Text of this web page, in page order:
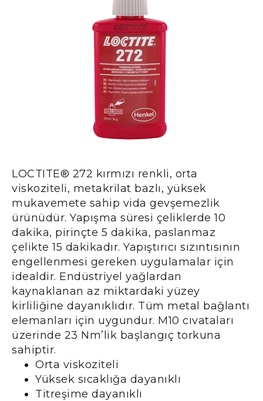
LOCTITE® 272 kırmızı renkli, orta
viskoziteli, metakrilat bazlı, yüksek
mukavemete sahip vida gevşemezlik
ürünüdür. Yapışma süresi çeliklerde 10
dakika, pirinçte 5 dakika, paslanmaz
çelikte 15 dakikadır. Yapıştırıcı sızıntısının
engellenmesi gereken uygulamalar için
idealdir. Endüstriyel yağlardan
kaynaklanan az miktardaki yüzey
kirliliğine dayanıklıdır. Tüm metal bağlantı
elemanları için uygundur. M10 cıvataları
üzerinde 23 Nm’lik başlangıç torkuna
sahiptir.
Orta viskoziteli
Yüksek sıcaklığa dayanıklı
Titreşime dayanıklı